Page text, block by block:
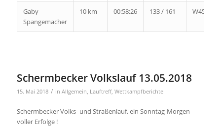
Gaby
Spangemacher
10 km 00:58:26 133 / 161 W45
Schermbecker Volkslauf 13.05.2018
15. Mai 2018 / in Allgemein, Lauftreff, Wettkampfberichte
Schermbecker Volks- und Straßenlauf, ein Sonntag-Morgen
voller Erfolge !